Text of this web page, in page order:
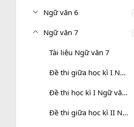
Ngữ văn 6
Ngữ văn 7
Tài liệu Ngữ văn 7
Đề thi giữa học kì I Ngữ văn 7
Đề thi học kì I Ngữ văn 7
Đề thi giữa học kì II Ngữ văn 7